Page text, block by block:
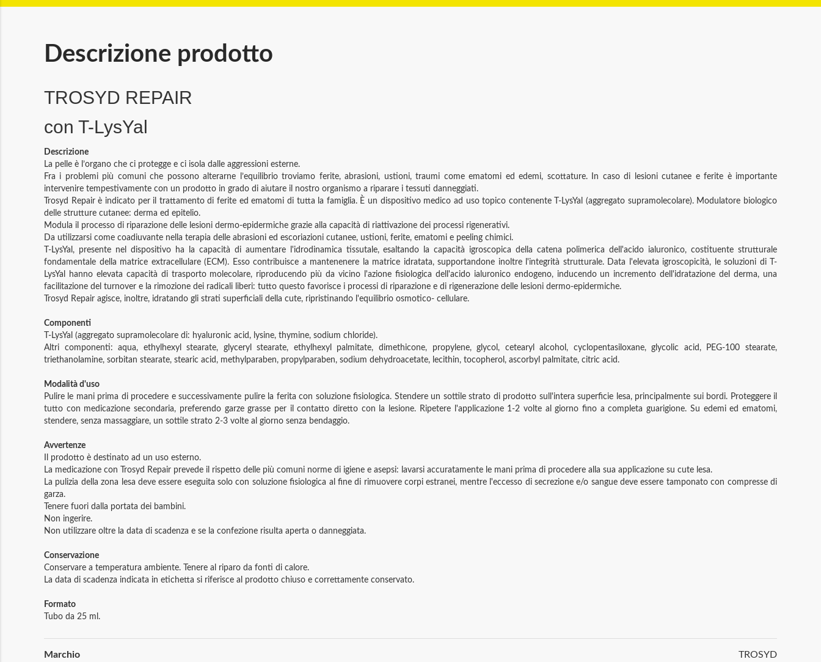
Descrizione prodotto
TROSYD REPAIR
con T-LysYal
Descrizione
La pelle è l’organo che ci protegge e ci isola dalle aggressioni esterne.
Fra i problemi più comuni che possono alterarne l’equilibrio troviamo ferite, abrasioni, ustioni, traumi come ematomi ed edemi, scottature. In caso di lesioni cutanee e ferite è importante
intervenire tempestivamente con un prodotto in grado di aiutare il nostro organismo a riparare i tessuti danneggiati.
Trosyd Repair è indicato per il trattamento di ferite ed ematomi di tutta la famiglia. È un dispositivo medico ad uso topico contenente T-LysYal (aggregato supramolecolare). Modulatore biologico
delle strutture cutanee: derma ed epitelio.
Modula il processo di riparazione delle lesioni dermo-epidermiche grazie alla capacità di riattivazione dei processi rigenerativi.
Da utilizzarsi come coadiuvante nella terapia delle abrasioni ed escoriazioni cutanee, ustioni, ferite, ematomi e peeling chimici.
T-LysYal, presente nel dispositivo ha la capacità di aumentare l'idrodinamica tissutale, esaltando la capacità igroscopica della catena polimerica dell'acido ialuronico, costituente strutturale
fondamentale della matrice extracellulare (ECM). Esso contribuisce a mantenenere la matrice idratata, supportandone inoltre l'integrità strutturale. Data l'elevata igroscopicità, le soluzioni di T-
LysYal hanno elevata capacità di trasporto molecolare, riproducendo più da vicino l'azione fisiologica dell'acido ialuronico endogeno, inducendo un incremento dell'idratazione del derma, una
facilitazione del turnover e la rimozione dei radicali liberi: tutto questo favorisce i processi di riparazione e di rigenerazione delle lesioni dermo-epidermiche.
Trosyd Repair agisce, inoltre, idratando gli strati superficiali della cute, ripristinando l'equilibrio osmotico- cellulare.
Componenti
T-LysYal (aggregato supramolecolare di: hyaluronic acid, lysine, thymine, sodium chloride).
Altri componenti: aqua, ethylhexyl stearate, glyceryl stearate, ethylhexyl palmitate, dimethicone, propylene, glycol, cetearyl alcohol, cyclopentasiloxane, glycolic acid, PEG-100 stearate,
triethanolamine, sorbitan stearate, stearic acid, methylparaben, propylparaben, sodium dehydroacetate, lecithin, tocopherol, ascorbyl palmitate, citric acid.
Modalità d'uso
Pulire le mani prima di procedere e successivamente pulire la ferita con soluzione fisiologica. Stendere un sottile strato di prodotto sull'intera superficie lesa, principalmente sui bordi. Proteggere il
tutto con medicazione secondaria, preferendo garze grasse per il contatto diretto con la lesione. Ripetere l'applicazione 1-2 volte al giorno fino a completa guarigione. Su edemi ed ematomi,
stendere, senza massaggiare, un sottile strato 2-3 volte al giorno senza bendaggio.
Avvertenze
Il prodotto è destinato ad un uso esterno.
La medicazione con Trosyd Repair prevede il rispetto delle più comuni norme di igiene e asepsi: lavarsi accuratamente le mani prima di procedere alla sua applicazione su cute lesa.
La pulizia della zona lesa deve essere eseguita solo con soluzione fisiologica al fine di rimuovere corpi estranei, mentre l'eccesso di secrezione e/o sangue deve essere tamponato con compresse di
garza.
Tenere fuori dalla portata dei bambini.
Non ingerire.
Non utilizzare oltre la data di scadenza e se la confezione risulta aperta o danneggiata.
Conservazione
Conservare a temperatura ambiente. Tenere al riparo da fonti di calore.
La data di scadenza indicata in etichetta si riferisce al prodotto chiuso e correttamente conservato.
Formato
Tubo da 25 ml.
Informazioni
Marchio TROSYD